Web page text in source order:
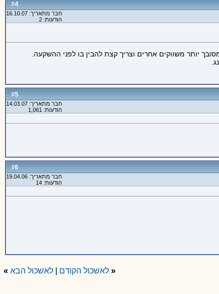
#
4
חבר מתאריך: 16.10.07
הודעות: 2
יותר משווקים אחרים וצריך קצת להבין בו לפני ההשקעה.
#
5
חבר מתאריך: 14.03.07
הודעות: 1,061
#
6
חבר מתאריך: 19.04.06
הודעות: 14
« לאשכול הקודם |לאשכול הבא »